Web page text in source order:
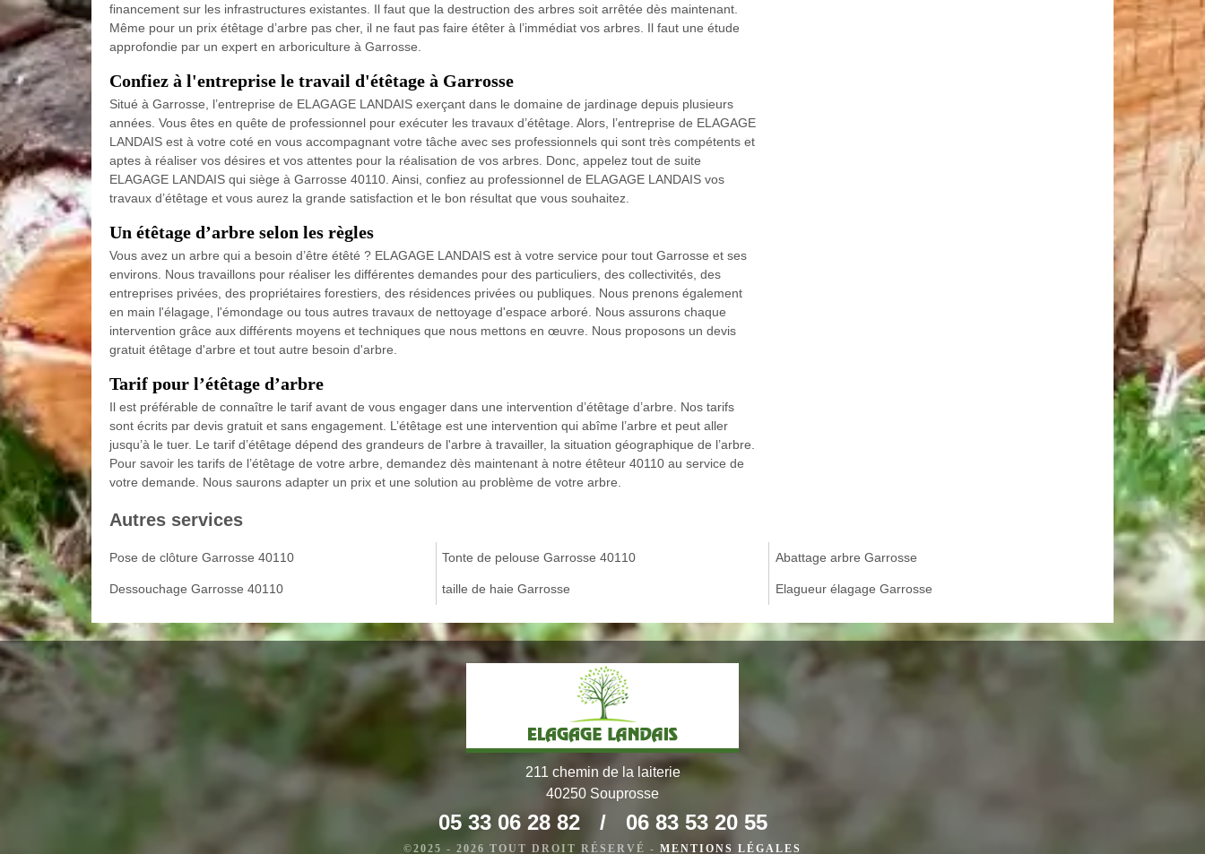
financement sur les infrastructures existantes. Il faut que la destruction des arbres soit arrêtée dès maintenant.
Même pour un prix étêtage d’arbre pas cher, il ne faut pas faire étêter à l’immédiat vos arbres. Il faut une étude
approfondie par un expert en arboriculture à Garrosse.
Confiez à l'entreprise le travail d'étêtage à Garrosse
Situé à Garrosse, l’entreprise de ELAGAGE LANDAIS exerçant dans le domaine de jardinage depuis plusieurs
années. Vous êtes en quête de professionnel pour exécuter les travaux d’étêtage. Alors, l’entreprise de ELAGAGE
LANDAIS est à votre coté en vous accompagnant votre tâche avec ses professionnels qui sont très compétents et
aptes à réaliser vos désires et vos attentes pour la réalisation de vos arbres. Donc, appelez tout de suite
ELAGAGE LANDAIS qui siège à Garrosse 40110. Ainsi, confiez au professionnel de ELAGAGE LANDAIS vos
travaux d’étêtage et vous aurez la grande satisfaction et le bon résultat que vous souhaitez.
Un étêtage d’arbre selon les règles
Vous avez un arbre qui a besoin d’être étêté ? ELAGAGE LANDAIS est à votre service pour tout Garrosse et ses
environs. Nous travaillons pour réaliser les différentes demandes pour des particuliers, des collectivités, des
entreprises privées, des propriétaires forestiers, des résidences privées ou publiques. Nous prenons également
en main l'élagage, l'émondage ou tous autres travaux de nettoyage d'espace arboré. Nous assurons chaque
intervention grâce aux différents moyens et techniques que nous mettons en œuvre. Nous proposons un devis
gratuit étêtage d'arbre et tout autre besoin d'arbre.
Tarif pour l’étêtage d’arbre
Il est préférable de connaître le tarif avant de vous engager dans une intervention d’étêtage d’arbre. Nos tarifs
sont écrits par devis gratuit et sans engagement. L’étêtage est une intervention qui abîme l’arbre et peut aller
jusqu’à le tuer. Le tarif d’étêtage dépend des grandeurs de l'arbre à travailler, la situation géographique de l’arbre.
Pour savoir les tarifs de l’étêtage de votre arbre, demandez dès maintenant à notre étêteur 40110 au service de
votre demande. Nous saurons adapter un prix et une solution au problème de votre arbre.
Autres services
Pose de clôture Garrosse 40110
Dessouchage Garrosse 40110
Tonte de pelouse Garrosse 40110
taille de haie Garrosse
Abattage arbre Garrosse
Elagueur élagage Garrosse
211 chemin de la laiterie
40250 Souprosse
05 33 06 28 82 / 06 83 53 20 55
©2025 - 2026 TOUT DROIT RÉSERVÉ - MENTIONS LÉGALES